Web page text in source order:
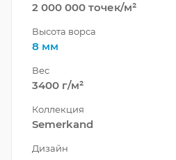
2 000 000 точек/м²
Высота ворса
8 мм
Вес
3400 г/м²
Коллекция
Semerkand
Дизайн